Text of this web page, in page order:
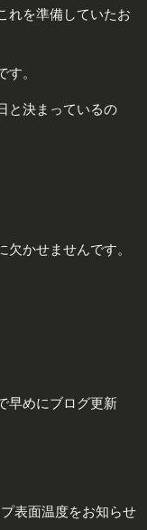
れを準備していたお
。
と決まっているの
欠かせませんです。
早めにブログ更新
表面温度をお知らせ